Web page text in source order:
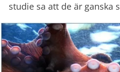
studie sa att de är ganska